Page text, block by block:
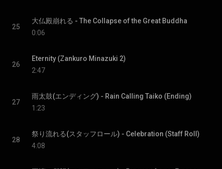
25
大仏殿崩れる - The Collapse of the Great Buddha
0:06
26
Eternity (Zankuro Minazuki 2)
2:47
27
雨太鼓(エンディング) - Rain Calling Taiko (Ending)
1:23
28
祭り流れる(スタッフロール) - Celebration (Staff Roll)
4:08